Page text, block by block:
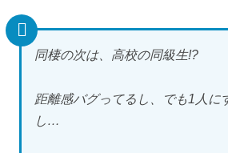
同棲の次は、高校の同級生!?
距離感バグってるし、でも1人に
し…